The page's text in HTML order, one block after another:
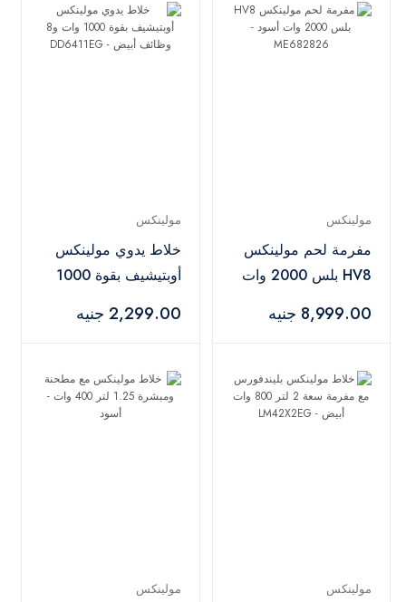
مولينكس
مفرمة لحم مولينكس
HV8 بلس 2000 وات
8,999.00 جنيه
مولينكس
خلاط يدوي مولينكس
أوبتيشيف بقوة 1000
DD6411EG
2,299.00 جنيه
مولينكس مولينكس